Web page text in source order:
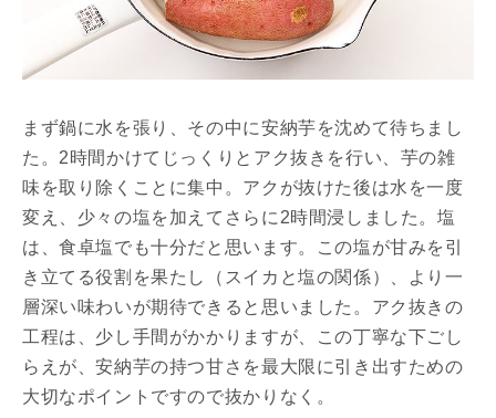
まず鍋に水を張り、その中に安納芋を沈めて待ちまし
た。2時間かけてじっくりとアク抜きを行い、芋の雑
味を取り除くことに集中。アクが抜けた後は水を一度
変え、少々の塩を加えてさらに2時間浸しました。塩
は、食卓塩でも十分だと思います。この塩が甘みを引
き立てる役割を果たし（スイカと塩の関係）、より一
層深い味わいが期待できると思いました。アク抜きの
工程は、少し手間がかかりますが、この丁寧な下ごし
らえが、安納芋の持つ甘さを最大限に引き出すための
大切なポイントですので抜かりなく。